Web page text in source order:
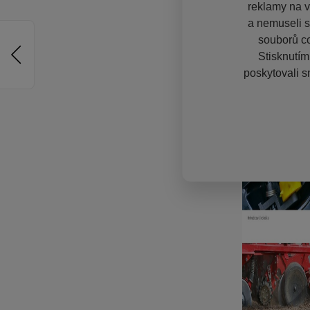
reklamy na
a nemuseli
souborů
poskytovali